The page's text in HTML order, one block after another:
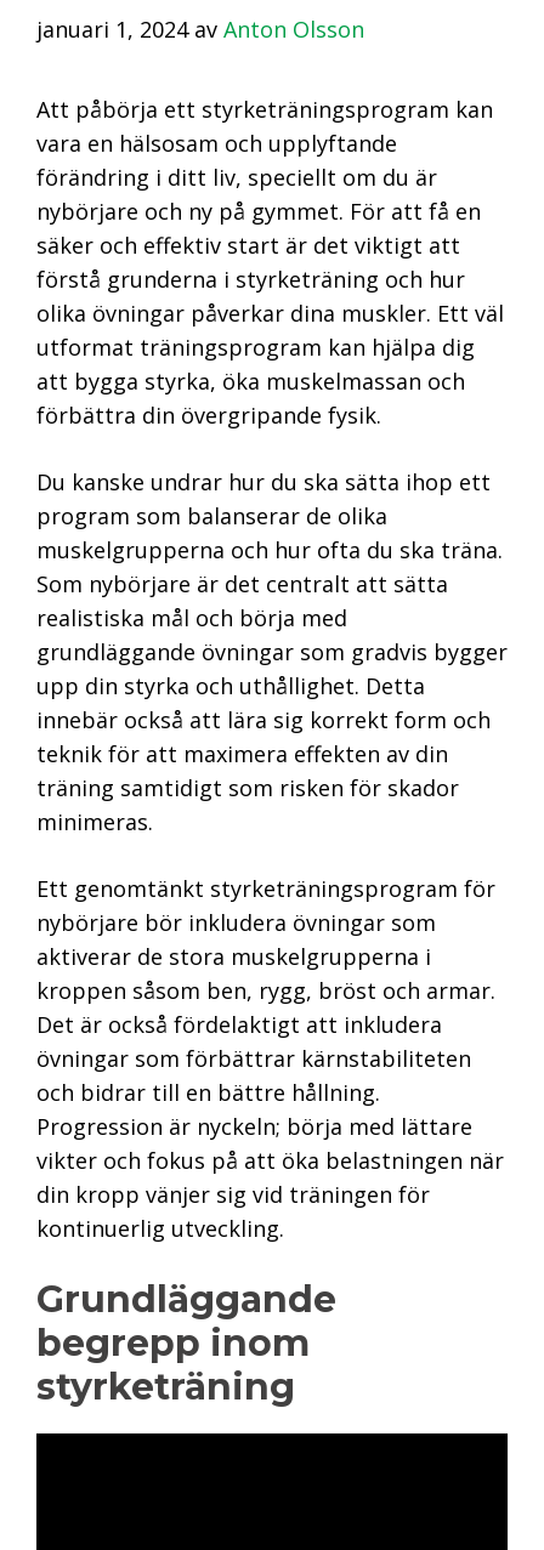
januari 1, 2024 av Anton Olsson
Att påbörja ett styrketräningsprogram kan
vara en hälsosam och upplyftande
förändring i ditt liv, speciellt om du är
nybörjare och ny på gymmet. För att få en
säker och effektiv start är det viktigt att
förstå grunderna i styrketräning och hur
olika övningar påverkar dina muskler. Ett väl
utformat träningsprogram kan hjälpa dig
att bygga styrka, öka muskelmassan och
förbättra din övergripande fysik.
Du kanske undrar hur du ska sätta ihop ett
program som balanserar de olika
muskelgrupperna och hur ofta du ska träna.
Som nybörjare är det centralt att sätta
realistiska mål och börja med
grundläggande övningar som gradvis bygger
upp din styrka och uthållighet. Detta
innebär också att lära sig korrekt form och
teknik för att maximera effekten av din
träning samtidigt som risken för skador
minimeras.
Ett genomtänkt styrketräningsprogram för
nybörjare bör inkludera övningar som
aktiverar de stora muskelgrupperna i
kroppen såsom ben, rygg, bröst och armar.
Det är också fördelaktigt att inkludera
övningar som förbättrar kärnstabiliteten
och bidrar till en bättre hållning.
Progression är nyckeln; börja med lättare
vikter och fokus på att öka belastningen när
din kropp vänjer sig vid träningen för
kontinuerlig utveckling.
Grundläggande
begrepp inom
styrketräning